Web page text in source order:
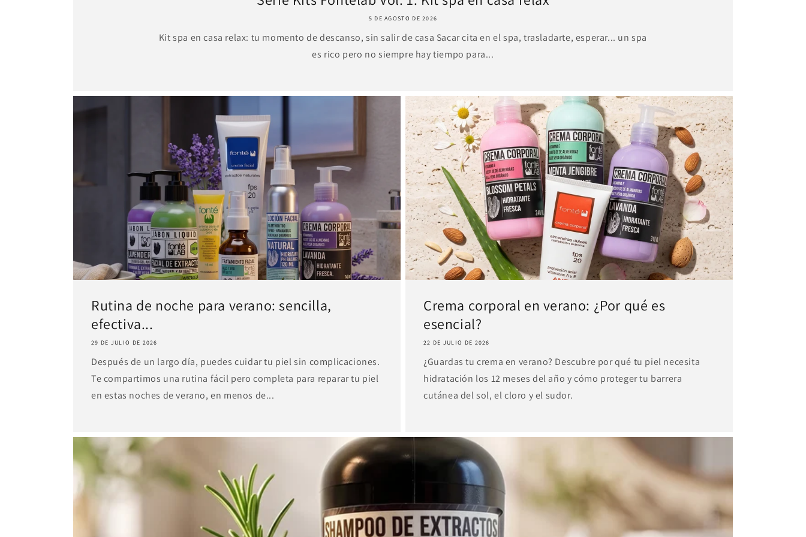
5 DE AGOSTO DE 2026
Kit spa en casa relax: tu momento de descanso, sin salir de casa Sacar cita en el spa, trasladarte, esperar... un spa
es rico pero no siempre hay tiempo para...
Rutina de noche para verano: sencilla,
efectiva...
29 DE JULIO DE 2026
Después de un largo día, puedes cuidar tu piel sin complicaciones.
Te compartimos una rutina fácil pero completa para reparar tu piel
en estas noches de verano, en menos de...
Crema corporal en verano: ¿Por qué es
esencial?
22 DE JULIO DE 2026
¿Guardas tu crema en verano? Descubre por qué tu piel necesita
hidratación los 12 meses del año y cómo proteger tu barrera
cutánea del sol, el cloro y el sudor.